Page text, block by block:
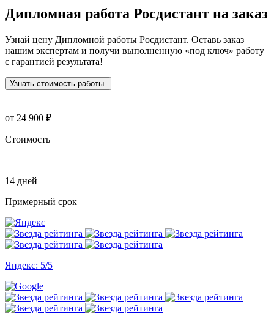
Дипломная работа Росдистант на заказ
Узнай цену Дипломной работы Росдистант. Оставь заказ
нашим экспертам и получи выполненную «под ключ» работу
с гарантией результата!
Узнать стоимость работы
от 24 900 ₽
Стоимость
14 дней
Примерный срок
Яндекс: 5/5